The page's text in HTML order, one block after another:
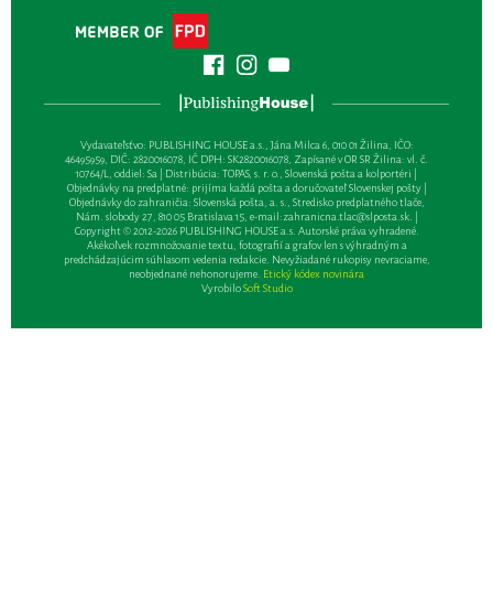
Vydavateľsťvo: PUBLISHING HOUSE a.s., Jána Milca 6, 010 01 Žilina, IČO:
46495959, DIČ: 2820016078, IČ DPH: SK2820016078, Zapísané v OR SR Žilina: vl. č.
10764/L, oddiel: Sa | Distribúcia: TOPAS, s. r. o., Slovenská pošta a kolportéri |
Objednávky na predplatné: prijíma každá pošta a doručovateľ Slovenskej pošty |
Objednávky do zahraničia: Slovenská pošta, a. s., Stredisko predplatného tlače,
Nám. slobody 27, 810 05 Bratislava 15, e-mail:zahranicna.tlac@slposta.sk. |
Copyright © 2012-2026 PUBLISHING HOUSE a.s. Autorské práva vyhradené.
Akékoľvek rozmnožovanie textu, fotografií a grafov len s výhradným a
predchádzajúcim súhlasom vedenia redakcie. Nevyžiadané rukopisy nevraciame,
neobjednané nehonorujeme. Etický kódex novinára
VyrobiloSoft Studio